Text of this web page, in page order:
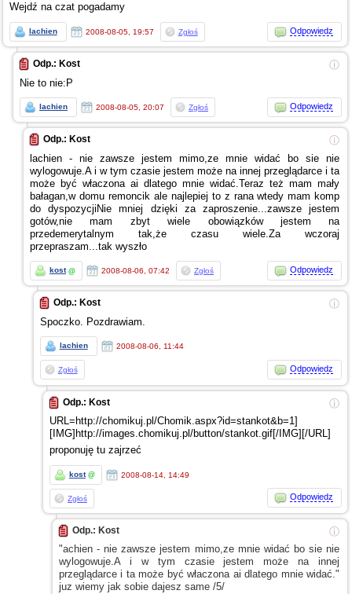
Wejdź na czat pogadamy
lachien 2008-08-05, 19:57 Zgłoś Odpowiedz
ⓘ
Odp.: Kost
Nie to nie:P
lachien 2008-08-05, 20:07 Zgłoś Odpowiedz
ⓘ
Odp.: Kost
lachien - nie zawsze jestem mimo,ze mnie widać bo sie nie
wylogowuje.Ai w tym czasie jestem może na innej przeglądarcei ta
może być właczona ai dlatego mnie widać.Teraz też mam mały
bałagan,w domu remoncik ale najlepiej to z ranawtedy mam komp
do dyspozycjiNie mniej dzięki za zaproszenie...zawsze jestem
gotów,nie mam zbyt wiele obowiązków jestem na
przedemerytalnym tak,że czasu wiele.Za wczoraj
przepraszam...tak wyszło
kost @ 2008-08-06, 07:42 Zgłoś Odpowiedz
ⓘ
Odp.: Kost
Spoczko. Pozdrawiam.
lachien 2008-08-06, 11:44
Zgłoś Odpowiedz
ⓘ
Odp.: Kost
URL=http://chomikuj.pl/Chomik.aspx?id=stankot&b=1]
[IMG]http://images.chomikuj.pl/button/stankot.gif[/IMG][/URL]
proponuję tu zajrzeć
kost @ 2008-08-14, 14:49
Zgłoś Odpowiedz
ⓘ
Odp.: Kost
"achien - nie zawsze jestem mimo,ze mnie widać bo sie nie
wylogowuje.A i w tym czasie jestem może na innej
przeglądarcei tamoże być właczona ai dlatego mnie widać."
juz wiemy jak sobie dajesz same /5/